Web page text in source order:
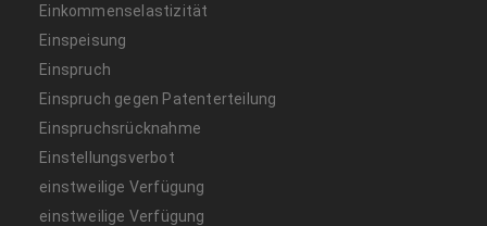
Einkommenselastizität
Einspeisung
Einspruch
Einspruch gegen Patenterteilung
Einspruchsrücknahme
Einstellungsverbot
einstweilige Verfügung
einstweilige Verfügung